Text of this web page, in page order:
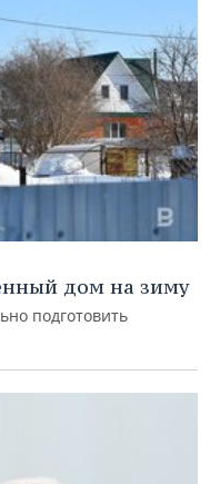
дом на зиму
подготовить